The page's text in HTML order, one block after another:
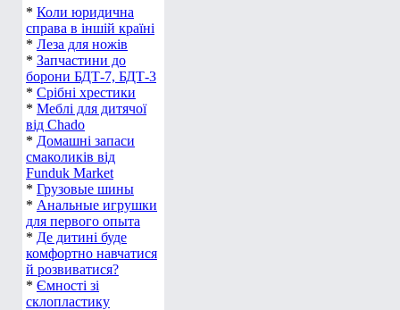
* Коли юридична
справа в іншій країні
* Леза для ножів
* Запчастини до
борони БДТ-7, БДТ-3
* Срібні хрестики
* Меблі для дитячої
від Chado
* Домашні запаси
смаколиків від
Funduk Market
* Грузовые шины
* Анальные игрушки
для первого опыта
* Де дитині буде
комфортно навчатися
й розвиватися?
* Ємності зі
склопластику